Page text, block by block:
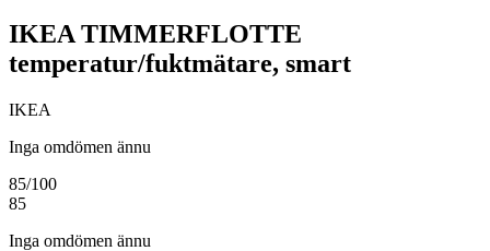
IKEA TIMMERFLOTTE
temperatur/fuktmätare, smart
IKEA
Inga omdömen ännu
85/100
85
Inga omdömen ännu